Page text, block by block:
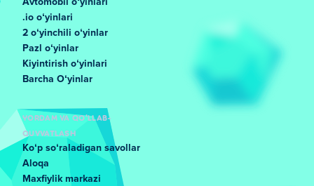
Avtomobil oʻyinlari
.io oʻyinlari
2 oʻyinchili oʻyinlar
Pazl oʻyinlar
Kiyintirish oʻyinlari
Barcha Oʻyinlar
YORDAM VA QO'LLAB-
QUVVATLASH
Koʻp soʻraladigan savollar
Aloqa
Maxfiylik markazi